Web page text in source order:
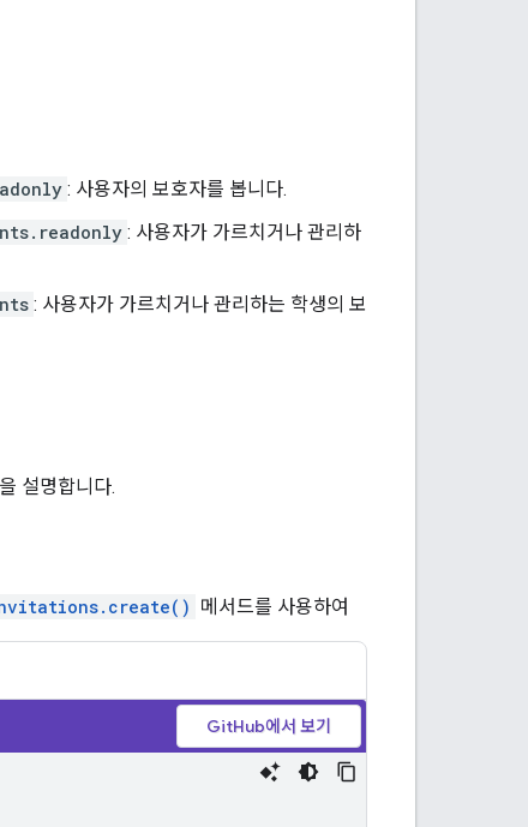
: 사용자의 보호자를 봅니다.
: 사용자가 가르치거나 관리하
: 사용자가 가르치거나 관리하는 학생의 보
설명합니다.
메서드를 사용하여
GitHub에서 보기